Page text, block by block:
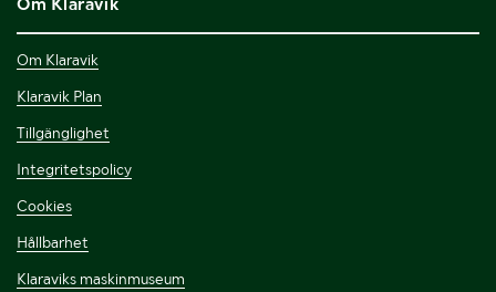
Om Klaravik
Om Klaravik
Klaravik Plan
Tillgänglighet
Integritetspolicy
Cookies
Hållbarhet
Klaraviks maskinmuseum